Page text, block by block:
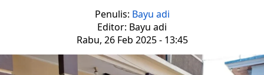
Penulis: Bayu adi
Editor: Bayu adi
Rabu, 26 Feb 2025 - 13:45